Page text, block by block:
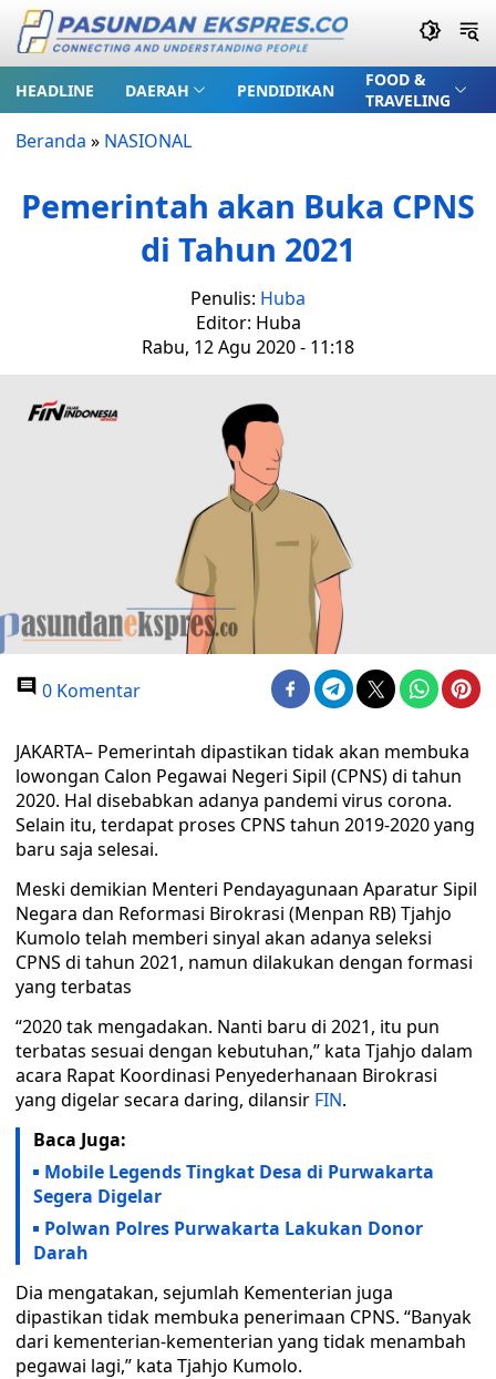
HEADLINE DAERAH PENDIDIKAN
FOOD &
TRAVELING
Beranda » NASIONAL
Pemerintah akan Buka CPNS
di Tahun 2021
Penulis: Huba
Editor: Huba
Rabu, 12 Agu 2020 - 11:18
0 Komentar
JAKARTA– Pemerintah dipastikan tidak akan membuka
lowongan Calon Pegawai Negeri Sipil (CPNS) di tahun
2020. Hal disebabkan adanya pandemi virus corona.
Selain itu, terdapat proses CPNS tahun 2019-2020 yang
baru saja selesai.
Meski demikian Menteri Pendayagunaan Aparatur Sipil
Negara dan Reformasi Birokrasi (Menpan RB) Tjahjo
Kumolo telah memberi sinyal akan adanya seleksi
CPNS di tahun 2021, namun dilakukan dengan formasi
yang terbatas
“2020 tak mengadakan. Nanti baru di 2021, itu pun
terbatas sesuai dengan kebutuhan,” kata Tjahjo dalam
acara Rapat Koordinasi Penyederhanaan Birokrasi
yang digelar secara daring, dilansir FIN.
Baca Juga:
Mobile Legends Tingkat Desa di Purwakarta
Segera Digelar
Polwan Polres Purwakarta Lakukan Donor
Darah
Dia mengatakan, sejumlah Kementerian juga
dipastikan tidak membuka penerimaan CPNS. “Banyak
dari kementerian-kementerian yang tidak menambah
pegawai lagi,” kata Tjahjo Kumolo.